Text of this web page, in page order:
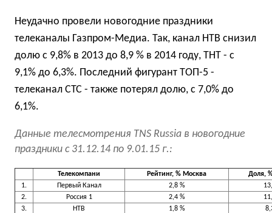
Неудачно провели новогодние праздники
телеканалы Газпром-Медиа. Так, канал НТВ снизил
долю с 9,8% в 2013 до 8,9 % в 2014 году, ТНТ - с
9,1% до 6,3%. Последний фигурант ТОП-5 -
телеканал СТС - также потерял долю, с 7,0% до
6,1%.
Данные телесмотрения TNS Russia в новогодние
праздники с 31.12.14 по 9.01.15 г.:
Телекомпани Рейтинг, % Москва
Доля,
1.
Первый Канал 2,8 %
2.
Россия 1 2,4 %
3.
НТВ 1,8 %